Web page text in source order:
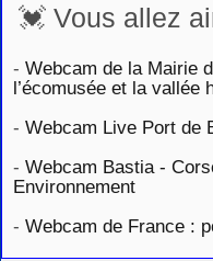
💓 Vous allez
- Webcam de la Mairie
l’écomusée et la vallée
- Webcam Live Port de
- Webcam Bastia -
Environnement
- Webcam de France :